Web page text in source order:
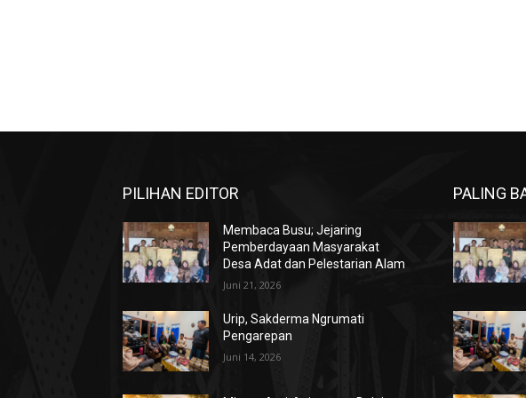
PILIHAN EDITOR
Membaca Busu; Jejaring
Pemberdayaan Masyarakat
Desa Adat dan Pelestarian Alam
Juni 21, 2026
Urip, Sakderma Ngrumati
Pengarepan
Juni 14, 2026
PALING